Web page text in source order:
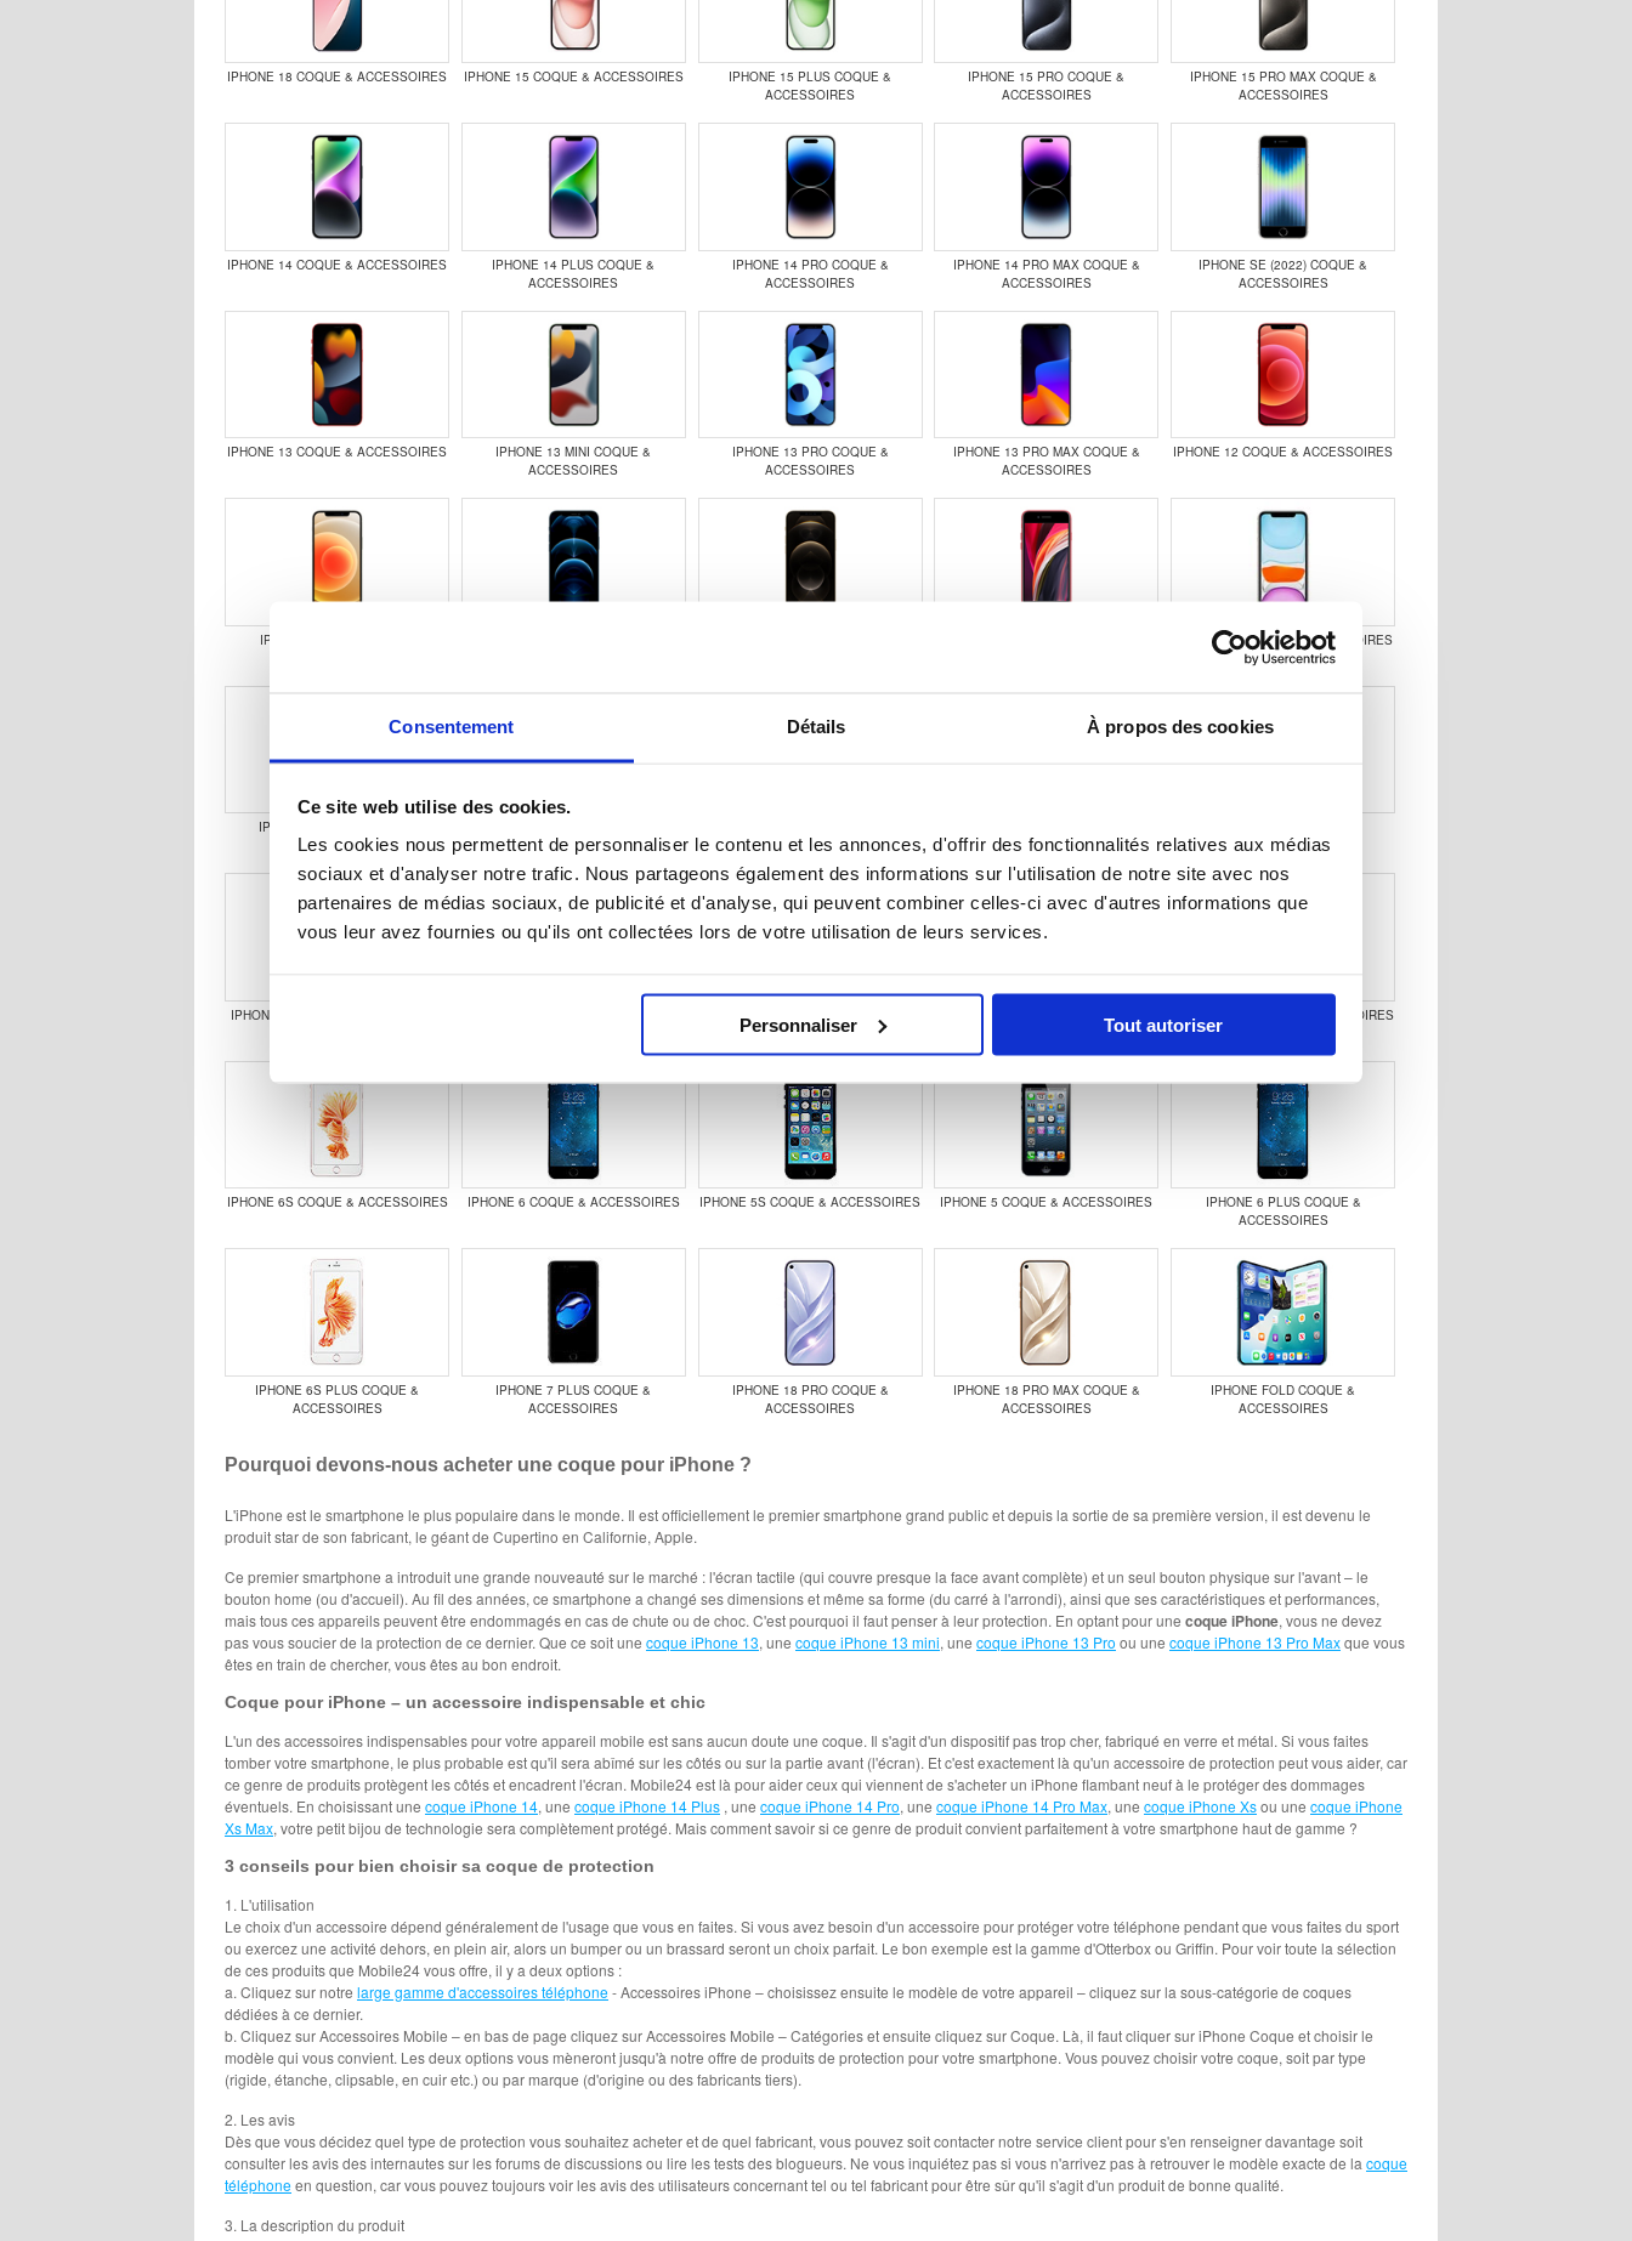
Consentement Détails À propos des cookies
Ce site web utilise des cookies.
Les cookies nous permettent de personnaliser le contenu et les annonces, d'offrir des fonctionnalités relatives aux médias
sociaux et d'analyser notre trafic. Nous partageons également des informations sur l'utilisation de notre site avec nos
partenaires de médias sociaux, de publicité et d'analyse, qui peuvent combiner celles-ci avec d'autres informations que
vous leur avez fournies ou qu'ils ont collectées lors de votre utilisation de leurs services.
Personnaliser Tout autoriser
IPHONE 18 COQUE & ACCESSOIRES IPHONE 15 COQUE & ACCESSOIRES
IPHONE 15 PLUS COQUE &
ACCESSOIRES
IPHONE 15 PRO COQUE &
ACCESSOIRES
IPHONE 15 PRO MAX COQUE &
ACCESSOIRES
IPHONE 14 COQUE & ACCESSOIRES
IPHONE 14 PLUS COQUE &
ACCESSOIRES
IPHONE 14 PRO COQUE &
ACCESSOIRES
IPHONE 14 PRO MAX COQUE &
ACCESSOIRES
IPHONE SE (2022) COQUE &
ACCESSOIRES
IPHONE 13 COQUE & ACCESSOIRES
IPHONE 13 MINI COQUE &
ACCESSOIRES
IPHONE 13 PRO COQUE &
ACCESSOIRES
IPHONE 13 PRO MAX COQUE &
ACCESSOIRES
IPHONE 12 COQUE & ACCESSOIRES
IPHONE 12 MINI COQUE &
IPHONE 11 COQUE & ACCESSOIRES
IPHONE 11 PRO COQUE &
ACCESSOIRES
ACCESSOIRES
ACCESSOIRES
IPHONE X COQUE & ACCESSOIRES
ACCESSOIRES
IPHONE SE COQUE & ACCESSOIRES
IPHONE 6S COQUE & ACCESSOIRES IPHONE 6 COQUE & ACCESSOIRES IPHONE 5S COQUE & ACCESSOIRES IPHONE 5 COQUE & ACCESSOIRES
IPHONE 6 PLUS COQUE &
ACCESSOIRES
IPHONE 6S PLUS COQUE &
ACCESSOIRES
IPHONE 7 PLUS COQUE &
ACCESSOIRES
IPHONE 18 PRO COQUE &
ACCESSOIRES
IPHONE 18 PRO MAX COQUE &
ACCESSOIRES
IPHONE FOLD COQUE &
ACCESSOIRES
Pourquoi devons-nous acheter une coque pour iPhone ?
L'iPhone est le smartphone le plus populaire dans le monde. Il est officiellement le premier smartphone grand public et depuis la sortie de sa première version, il est devenu le
produit star de son fabricant, le géant de Cupertino en Californie, Apple.
Ce premier smartphone a introduit une grande nouveauté sur le marché : l'écran tactile (qui couvre presque la face avant complète) et un seul bouton physique sur l'avant – le
bouton home (ou d'accueil). Au fil des années, ce smartphone a changé ses dimensions et même sa forme (du carré à l'arrondi), ainsi que ses caractéristiques et performances,
mais tous ces appareils peuvent être endommagés en cas de chute ou de choc. C'est pourquoi il faut penser à leur protection. En optant pour une coque iPhone, vous ne devez
pas vous soucier de la protection de ce dernier. Que ce soit une coque iPhone 13, une coque iPhone 13 mini, une coque iPhone 13 Pro ou une coque iPhone 13 Pro Maxque vous
êtes en train de chercher, vous êtes au bon endroit.
Coque pour iPhone – un accessoire indispensable et chic
L'un des accessoires indispensables pour votre appareil mobile est sans aucun doute une coque. Il s'agit d'un dispositif pas trop cher, fabriqué en verre et métal. Si vous faites
tomber votre smartphone, le plus probable est qu'il sera abîmé sur les côtés ou sur la partie avant (l'écran). Et c'est exactement là qu'un accessoire de protection peut vous aider, car
ce genre de produits protègent les côtés et encadrent l'écran. Mobile24 est là pour aider ceux qui viennent de s'acheter un iPhone flambant neuf à le protéger des dommages
éventuels. En choisissant une coque iPhone 14, une coque iPhone 14 Plus , une coque iPhone 14 Pro, une coque iPhone 14 Pro Max, une coque iPhone Xsou une coque iPhone
Xs Max, votre petit bijou de technologie sera complètement protégé. Mais comment savoir si ce genre de produit convient parfaitement à votre smartphone haut de gamme ?
3 conseils pour bien choisir sa coque de protection
1. L'utilisation
Le choix d'un accessoire dépend généralement de l'usage que vous en faites. Si vous avez besoin d'un accessoire pour protéger votre téléphone pendant que vous faites du sport
ou exercez une activité dehors, en plein air, alors un bumper ou un brassard seront un choix parfait. Le bon exemple est la gamme d'Otterbox ou Griffin. Pour voir toute la sélection
de ces produits que Mobile24 vous offre, il y a deux options :
a. Cliquez sur notre large gamme d'accessoires téléphone- Accessoires iPhone – choisissez ensuite le modèle de votre appareil – cliquez sur la sous-catégorie de coques
dédiées à ce dernier.
b. Cliquez sur Accessoires Mobile – en bas de page cliquez sur Accessoires Mobile – Catégories et ensuite cliquez sur Coque. Là, il faut cliquer sur iPhone Coque et choisir le
modèle qui vous convient. Les deux options vous mèneront jusqu'à notre offre de produits de protection pour votre smartphone. Vous pouvez choisir votre coque, soit par type
(rigide, étanche, clipsable, en cuir etc.) ou par marque (d'origine ou des fabricants tiers).
2. Les avis
Dès que vous décidez quel type de protection vous souhaitez acheter et de quel fabricant, vous pouvez soit contacter notre service client pour s'en renseigner davantage soit
consulter les avis des internautes sur les forums de discussions ou lire les tests des blogueurs. Ne vous inquiétez pas si vous n'arrivez pas à retrouver le modèle exacte de la coque
téléphoneen question, car vous pouvez toujours voir les avis des utilisateurs concernant tel ou tel fabricant pour être sûr qu'il s'agit d'un produit de bonne qualité.
3. La description du produit